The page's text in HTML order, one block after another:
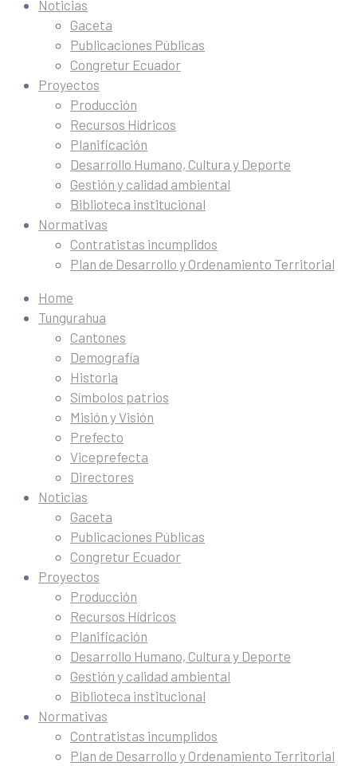
Noticias
Gaceta
Publicaciones Públicas
Congretur Ecuador
Proyectos
Producción
Recursos Hídricos
Planificación
Desarrollo Humano, Cultura y Deporte
Gestión y calidad ambiental
Biblioteca institucional
Normativas
Contratistas incumplidos
Plan de Desarrollo y Ordenamiento Territorial
Home
Tungurahua
Cantones
Demografía
Historia
Símbolos patrios
Misión y Visión
Prefecto
Viceprefecta
Directores
Noticias
Gaceta
Publicaciones Públicas
Congretur Ecuador
Proyectos
Producción
Recursos Hídricos
Planificación
Desarrollo Humano, Cultura y Deporte
Gestión y calidad ambiental
Biblioteca institucional
Normativas
Contratistas incumplidos
Plan de Desarrollo y Ordenamiento Territorial